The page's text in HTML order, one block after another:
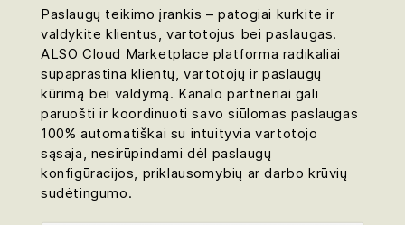
Paslaugų teikimo įrankis – patogiai kurkite ir
valdykite klientus, vartotojus bei paslaugas.
ALSO Cloud Marketplace platforma radikaliai
supaprastina klientų, vartotojų ir paslaugų
kūrimą bei valdymą. Kanalo partneriai gali
paruošti ir koordinuoti savo siūlomas paslaugas
100% automatiškai su intuityvia vartotojo
sąsaja, nesirūpindami dėl paslaugų
konfigūracijos, priklausomybių ar darbo krūvių
sudėtingumo.